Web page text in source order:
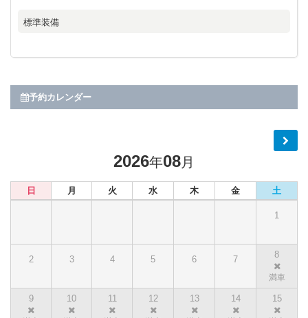
標準装備
予約カレンダー
2026年08月
日 月 火 水 木 金 土
1
2 3 4 5 6 7 8
9 10 11 12 13 14 15